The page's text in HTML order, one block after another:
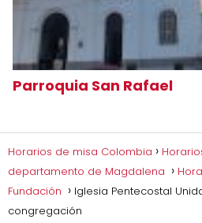
Parroquia San Rafael
Horarios de misa Colombia
departamento de Magdalena
Fundación
Iglesia Pentecostal
congregación